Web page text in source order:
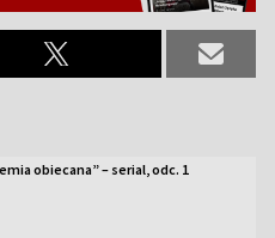
obiecana” – serial, odc. 1